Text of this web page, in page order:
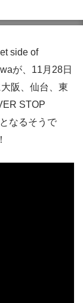
side of
が、11月28日
阪、仙台、東
STOP
なるそうで